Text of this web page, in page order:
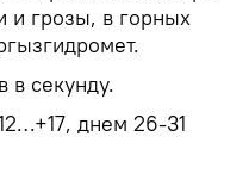
и грозы, в горных
в секунду.
днем 26-31